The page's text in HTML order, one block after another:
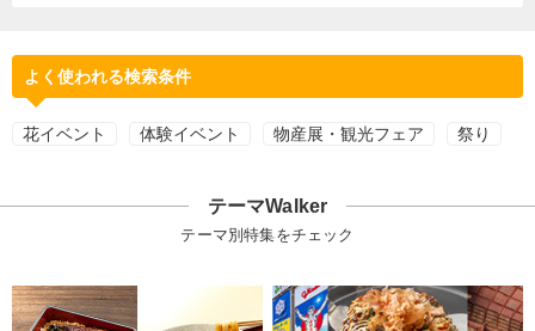
よく使われる検索条件
花イベント 体験イベント 物産展・観光フェア 祭り
テーマWalker
テーマ別特集をチェック